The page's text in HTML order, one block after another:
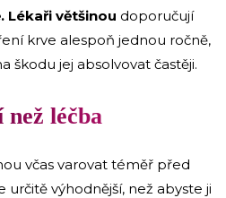
Lékaři většinou doporučují
krve alespoň jednou ročně,
škodu jej absolvovat častěji.
než léčba
včas varovat téměř před
určitě výhodnější, než abyste ji